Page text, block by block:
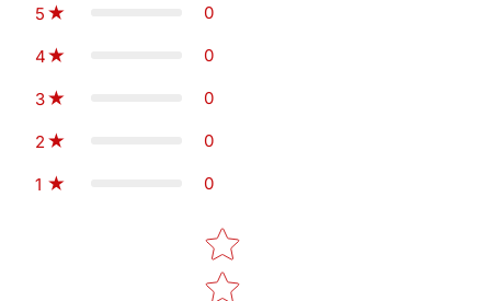
5 0
4 0
3 0
2 0
1 0
Star rating